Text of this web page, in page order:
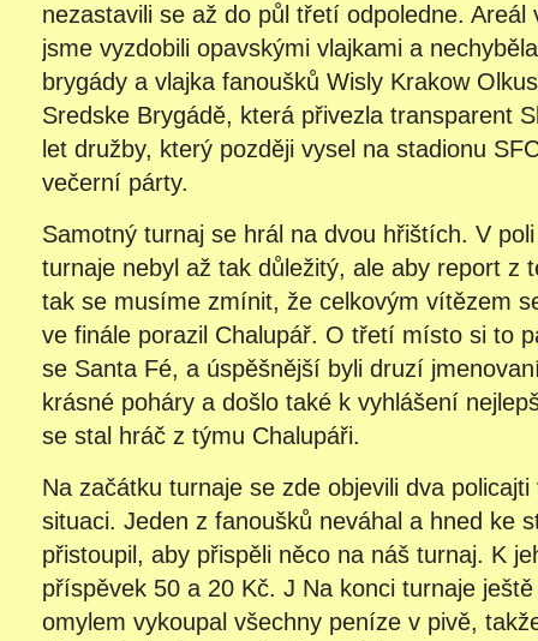
nezastavili se až do půl třetí odpoledne. Areál
jsme vyzdobili opavskými vlajkami a
brygády a vlajka fanoušků Wisly Krakow
Sredske Brygádě, která přivezla transparent
let družby, který později vysel na stadionu
večerní párty.
Samotný turnaj se hrál na dvou hřištích. V
turnaje nebyl až tak důležitý, ale aby report z
tak se musíme zmínit, že celkovým vítězem
ve finále porazil Chalupář. O třetí místo si to
se Santa Fé, a úspěšnější byli druzí
krásné poháry a došlo také k vyhlášení
se stal hráč z týmu Chalupáři.
Na začátku turnaje se zde objevili dva
situaci. Jeden z fanoušků neváhal a hned ke
přistoupil, aby přispěli něco na náš turnaj. K
příspěvek 50 a 20 Kč. J Na konci turnaje
omylem vykoupal všechny peníze v pivě,